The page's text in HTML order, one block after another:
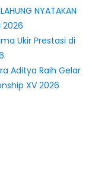
NYATAKAN
2026
Ukir Prestasi di
Aditya Raih Gelar
XV 2026